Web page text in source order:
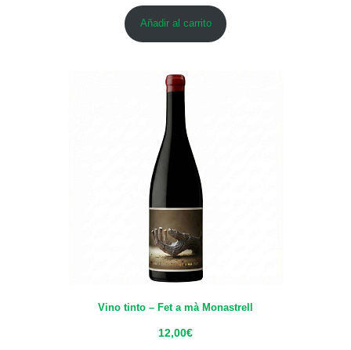
Añadir al carrito
Vino tinto – Fet a mà Monastrell
12,00€